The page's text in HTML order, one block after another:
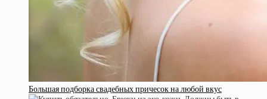
Большая подборка свадебных причесок на любой вкус